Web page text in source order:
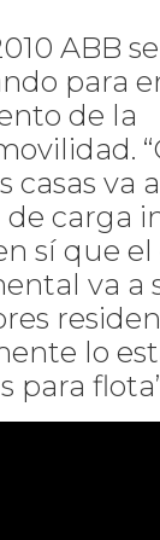
ABB
para
de la
casas va
carga
sí que
va a
lo
para